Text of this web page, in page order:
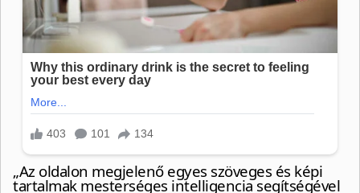
„Az oldalon megjelenő egyes szöveges és képi
tartalmak mesterséges intelligencia segítségével